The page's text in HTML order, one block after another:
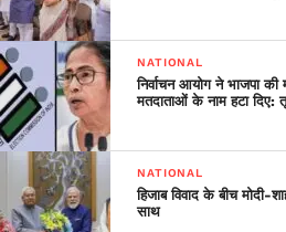
NATIONAL
निर्वाचन आयोग ने भाजपा
मतदाताओं के नाम हटा
NATIONAL
हिजाब विवाद के बीच मोदी-
साथ